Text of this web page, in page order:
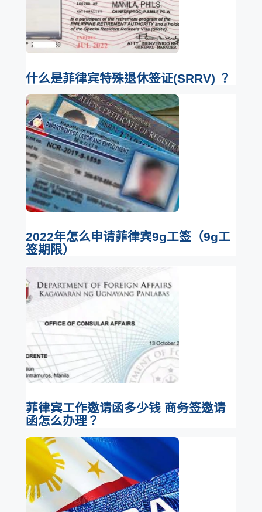
什么是菲律宾特殊退休签证(SRRV) ？
2022年怎么申请菲律宾9g工签（9g工
签期限）
菲律宾工作邀请函多少钱 商务签邀请
函怎么办理？